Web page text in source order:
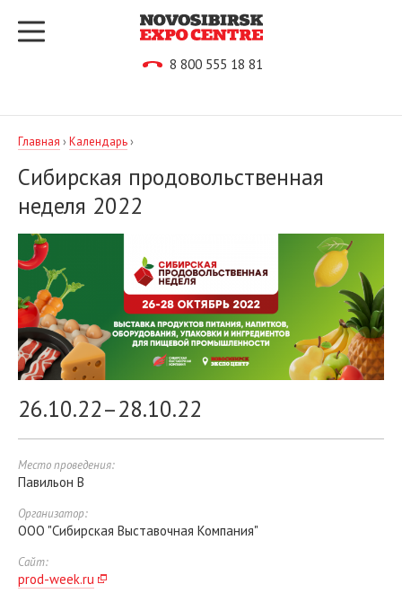
8 800 555 18 81
Главная ›Календарь›
Сибирская продовольственная
неделя 2022
26.10.22–28.10.22
Место проведения:
Павильон B
Организатор:
ООО "Сибирская Выставочная Компания"
Сайт:
prod-week.ru